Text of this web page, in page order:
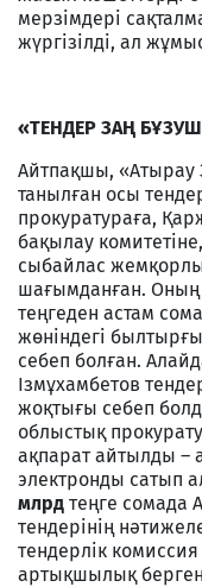
мерзімдері
жүргізілді, ал
«ТЕНДЕР ЗАҢ БҰ
Айтпақшы, «Атырау
танылған осы
прокуратураға,
бақылау
сыбайлас
шағымданған. Оның
теңгеден астам
жөніндегі
себеп болған.
Ізмұхамбетов
жоқтығы себеп
облыстық
ақпарат айтылды –
электронды сатып
млрд теңге сомада
тендерінің
тендерлік комиссия
артықшылық